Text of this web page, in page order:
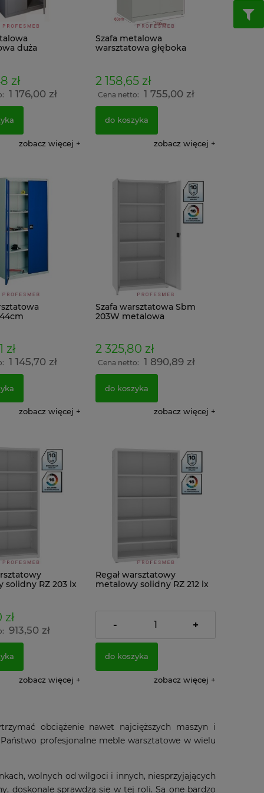
do
duża
zł
1 176,00 zł
zobacz więcej
Szafa metalowa
warsztatowa głęboka
2 158,65 zł
Cena netto: 1 755,00 zł
do koszyka
zobacz więcej
zł
1 145,70 zł
zobacz więcej
Szafa warsztatowa Sbm
203W metalowa
2 325,80 zł
Cena netto: 1 890,89 zł
do koszyka
zobacz więcej
solidny RZ 203 lx
zł
913,50 zł
zobacz więcej
Regał warsztatowy
metalowy solidny RZ 212 lx
1 009,80 zł
- +
do koszyka
zobacz więcej
obciążenie nawet najcięższych maszyn i
profesjonalne meble warsztatowe w wielu
wolnych od wilgoci i innych, niesprzyjających
doskonale sprawdzą się w tej roli. Są one bardzo